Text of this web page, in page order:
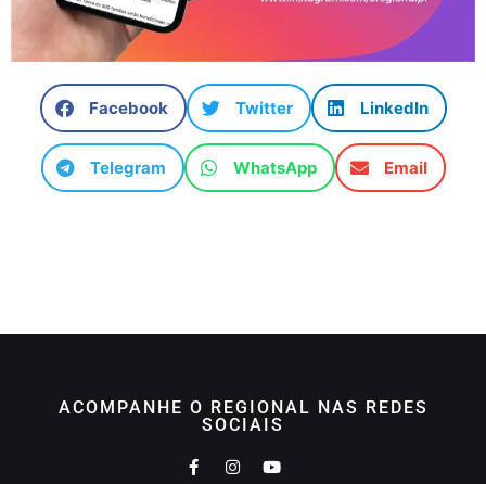
Facebook Twitter LinkedIn
Telegram WhatsApp Email
ACOMPANHE O REGIONAL NAS REDES
SOCIAIS